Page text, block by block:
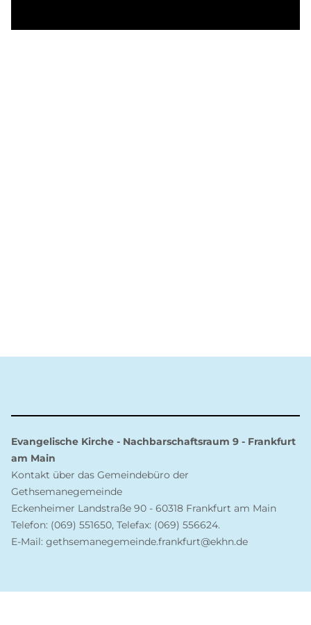
Evangelische Kirche - Nachbarschaftsraum 9 - Frankfurt
am Main
Kontakt über das Gemeindebüro der
Gethsemanegemeinde
Eckenheimer Landstraße 90 - 60318 Frankfurt am Main
Telefon: (069) 551650, Telefax: (069) 556624.
E-Mail: gethsemanegemeinde.frankfurt@ekhn.de